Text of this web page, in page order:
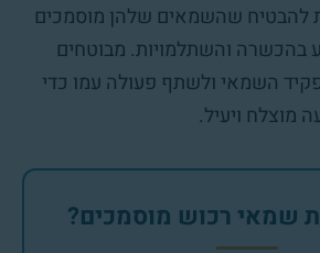
להבטיח שהשמאים שלהן מוסמכים
בהכשרה והשתלמויות. מבוטחים
השמאי ולשתף פעולה עמו כדי
מוצלח ויעיל.
שמאי רכוש מוסמכים?